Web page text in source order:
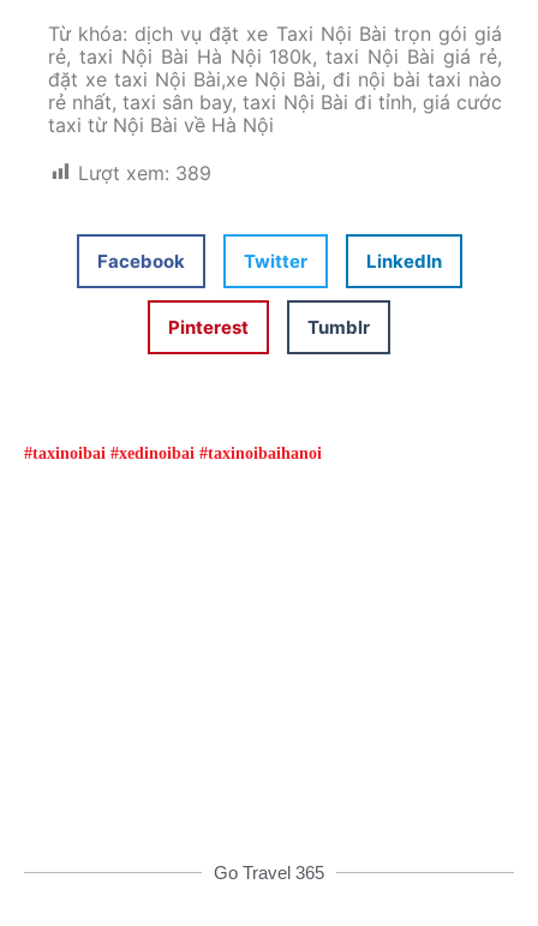
Từ khóa: dịch vụ đặt xe Taxi Nội Bài trọn gói giá
rẻ, taxi Nội Bài Hà Nội 180k, taxi Nội Bài giá rẻ,
đặt xe taxi Nội Bài,xe Nội Bài, đi nội bài taxi nào
rẻ nhất, taxi sân bay, taxi Nội Bài đi tỉnh, giá cước
taxi từ Nội Bài về Hà Nội
Lượt xem: 389
Facebook Twitter LinkedIn
Pinterest Tumblr
#taxinoibai #xedinoibai #taxinoibaihanoi
Go Travel 365